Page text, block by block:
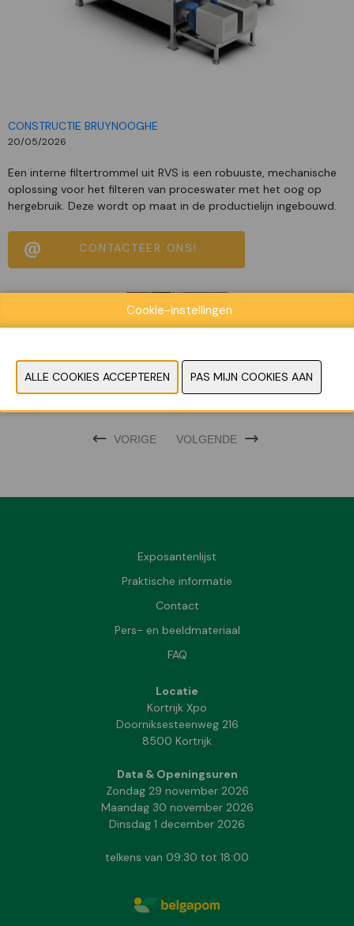
CONSTRUCTIE BRUYNOOGHE
20/05/2026
Een interne filtertrommel uit RVS is een robuuste, mechanische
oplossing voor het filteren van proceswater met het oog op
hergebruik. Deze wordt op maat in de productielijn ingebouwd.
CONTACTEER ONS!
VORIGE VOLGENDE
Exposantenlijst
Praktische informatie
Contact
Pers- en beeldmateriaal
FAQ
Locatie
Kortrijk Xpo
Doorniksesteenweg 216
8500 Kortrijk
Data & Openingsuren
Zondag 29 november 2026
Maandag 30 november 2026
Dinsdag 1 december 2026
telkens van 09:30 tot 18:00
Cookie-instellingen